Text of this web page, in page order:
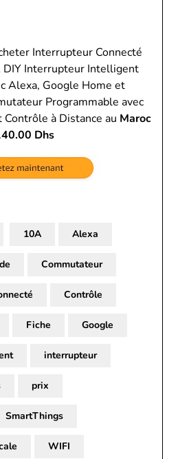
Interrupteur Connecté
Interrupteur Intelligent
Alexa, Google Home et
Programmable avec
Contrôle à Distance au Maroc
Dhs
10A Alexa
Commutateur
Contrôle
Fiche Google
interrupteur
prix
SmartThings
WIFI